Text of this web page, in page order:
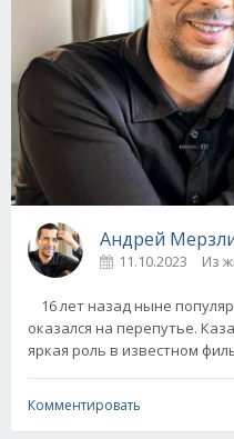
Андрей
11.10.2023 Из
16 лет назад ныне
оказался на перепутье.
яркая роль в известном
Комментировать